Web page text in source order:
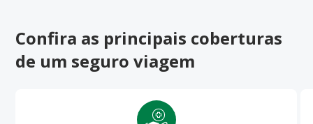
Confira as principais coberturas
de um seguro viagem